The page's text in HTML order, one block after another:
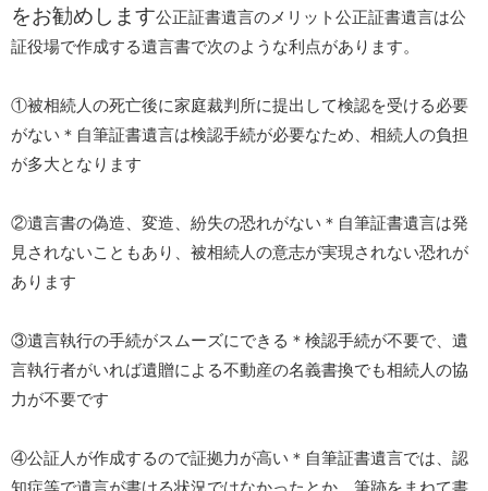
をお勧めします公正証書遺言のメリット公正証書遺言は公
証役場で作成する遺言書で次のような利点があります。
①被相続人の死亡後に家庭裁判所に提出して検認を受ける必要
がない＊自筆証書遺言は検認手続が必要なため、相続人の負担
が多大となります
②遺言書の偽造、変造、紛失の恐れがない＊自筆証書遺言は発
見されないこともあり、被相続人の意志が実現されない恐れが
あります
③遺言執行の手続がスムーズにできる＊検認手続が不要で、遺
言執行者がいれば遺贈による不動産の名義書換でも相続人の協
力が不要です
④公証人が作成するので証拠力が高い＊自筆証書遺言では、認
知症等で遺言が書ける状況ではなかったとか、筆跡をまねて書